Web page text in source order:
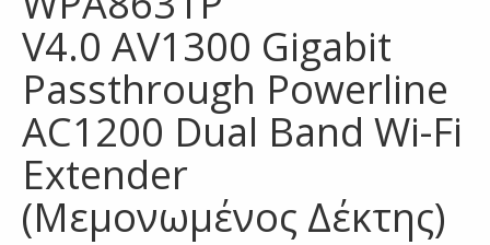
V4.0 AV1300 Gigabit
Passthrough Powerline
AC1200 Dual Band Wi-Fi
Extender
(Μεμονωμένος Δέκτης)